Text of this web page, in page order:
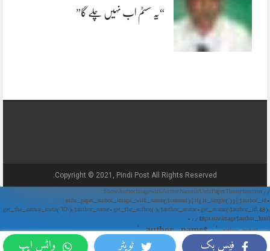
فیس بک ٹویٹر واٹس ایپ
“یہ سسٹم اب نہیں چلے گا”
Copyright © 2021, Pindi Post All Rights Reserved.
// Show Author Image with Author Name in UrduPaper Theme function
urdu_paper_author_image_with_name($content) { if (is_single()) { $author_id =
get_the_author_meta('ID'); $author_name = get_the_author(); $author_avatar = get_avatar($author_id, 48);
// 48px size image $author_html = '
' . $author_avatar . '
' . $author_name . '
'; return $author_html . $content; } return $content; } add_filter('the_content',